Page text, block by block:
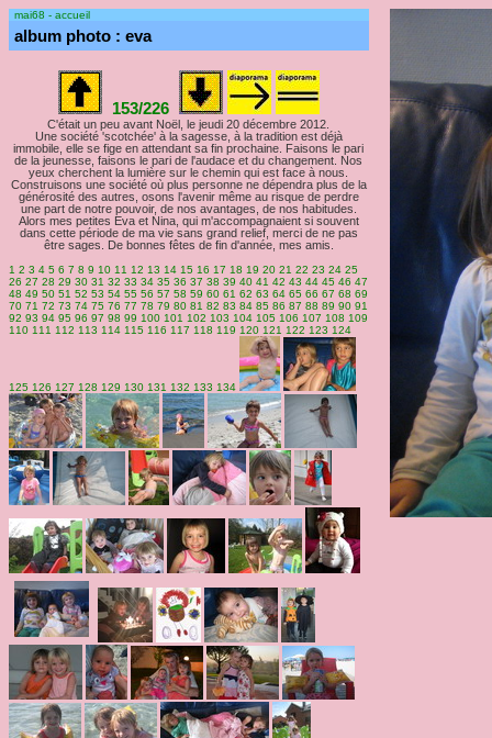
mai68 - accueil
album photo : eva
153/226
C'était un peu avant Noël, le jeudi 20 décembre 2012.
Une société 'scotchée' à la sagesse, à la tradition est déjà
immobile, elle se fige en attendant sa fin prochaine. Faisons le pari
de la jeunesse, faisons le pari de l'audace et du changement. Nos
yeux cherchent la lumière sur le chemin qui est face à nous.
Construisons une société où plus personne ne dépendra plus de la
générosité des autres, osons l'avenir même au risque de perdre
une part de notre pouvoir, de nos avantages, de nos habitudes.
Alors mes petites Eva et Nina, qui m'accompagnaient si souvent
dans cette période de ma vie sans grand relief, merci de ne pas
être sages.
De bonnes fêtes de fin d'année, mes amis.
1 2 3 4 5 6 7 8 9 10 11 12 13 14 15 16 17 18 19 20 21 22 23 24 25
26 27 28 29 30 31 32 33 34 35 36 37 38 39 40 41 42 43 44 45 46 47
48 49 50 51 52 53 54 55 56 57 58 59 60 61 62 63 64 65 66 67 68 69
70 71 72 73 74 75 76 77 78 79 80 81 82 83 84 85 86 87 88 89 90 91
92 93 94 95 96 97 98 99 100 101 102 103 104 105 106 107 108 109
110 111 112 113 114 115 116 117 118 119 120 121 122 123 124
125 126 127 128 129 130 131 132 133 134